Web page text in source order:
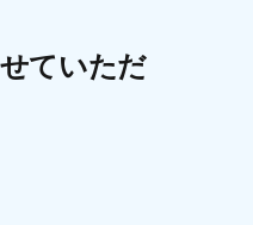
ていただ